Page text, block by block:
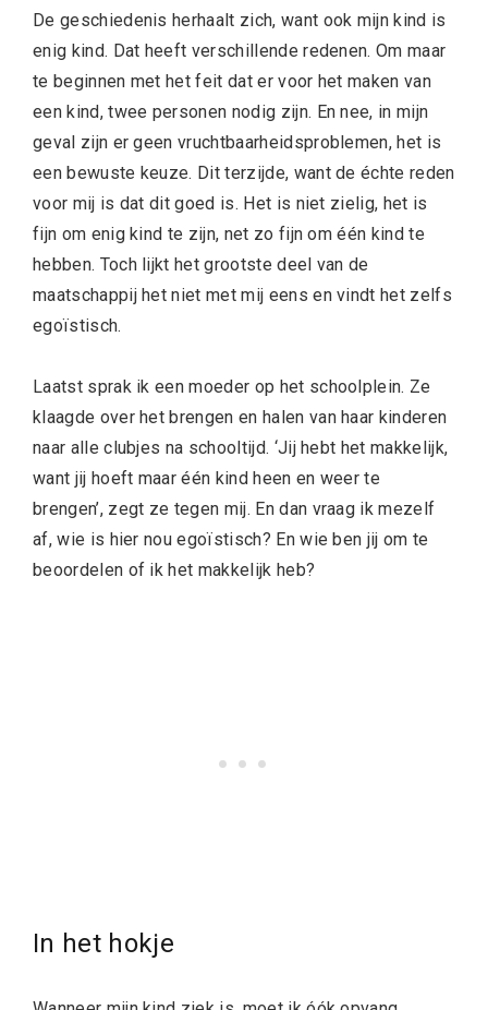
De geschiedenis herhaalt zich, want ook mijn kind is
enig kind. Dat heeft verschillende redenen. Om maar
te beginnen met het feit dat er voor het maken van
een kind, twee personen nodig zijn. En nee, in mijn
geval zijn er geen vruchtbaarheidsproblemen, het is
een bewuste keuze. Dit terzijde, want de échte reden
voor mij is dat dit goed is. Het is niet zielig, het is
fijn om enig kind te zijn, net zo fijn om één kind te
hebben. Toch lijkt het grootste deel van de
maatschappij het niet met mij eens en vindt het zelfs
egoïstisch.
Laatst sprak ik een moeder op het schoolplein. Ze
klaagde over het brengen en halen van haar kinderen
naar alle clubjes na schooltijd. ‘Jij hebt het makkelijk,
want jij hoeft maar één kind heen en weer te
brengen’, zegt ze tegen mij. En dan vraag ik mezelf
af, wie is hier nou egoïstisch? En wie ben jij om te
beoordelen of ik het makkelijk heb?
In het hokje